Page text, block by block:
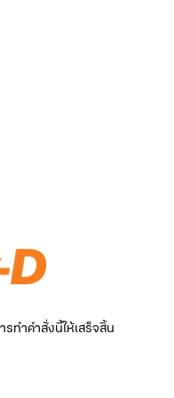
ทำคำสั่งนี้ให้เสร็จสิ้น